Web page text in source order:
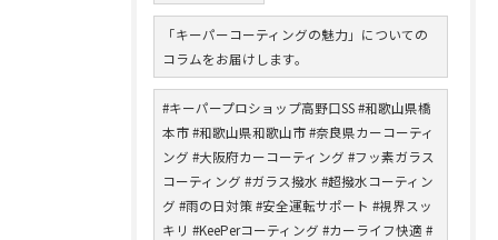
「キーパーコーティングの魅力」についての
コラムをお届けします。
#キーパープロショップ高野口SS #和歌山県橋
本市 #和歌山県和歌山市 #奈良県カーコーティ
ング #大阪府カーコーティング #フッ素ガラス
コーティング #ガラス撥水 #超撥水コーティン
グ #雨の日対策 #安全運転サポート #視界スッ
キリ #KeePerコーティング #カーライフ快適 #